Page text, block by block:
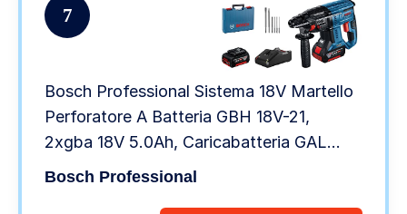
7
Bosch Professional Sistema 18V Martello
Perforatore A Batteria GBH 18V-21,
2xgba 18V 5.0Ah, Caricabatteria GAL
18V-40, Set Di 6 Pezzi Per Trapano A
Bosch Professional